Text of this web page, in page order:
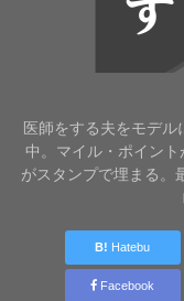
医師をする夫をモデ
中。マイル・ポイン
がスタンプで埋まる。
B! Hatebu
Facebook